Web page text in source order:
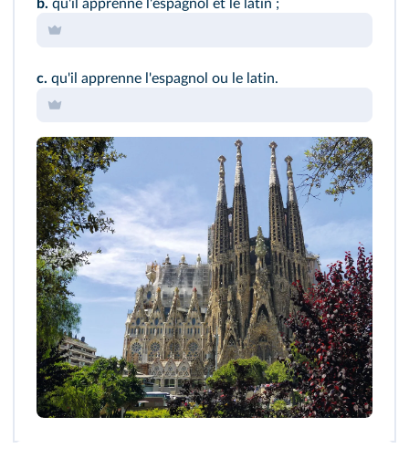
b. qu'il apprenne l'espagnol et le latin ;
c. qu'il apprenne l'espagnol ou le latin.